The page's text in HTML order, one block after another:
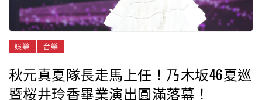
娛樂 音樂
秋元真夏隊長走馬上任！乃木坂46夏巡
暨桜井玲香畢業演出圓滿落幕！